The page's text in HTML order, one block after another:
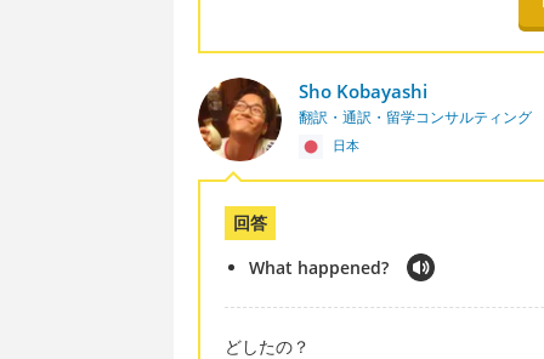
Sho Kobayashi
翻訳・通訳・留学コンサルティング
日本
回答
What happened?
どしたの？